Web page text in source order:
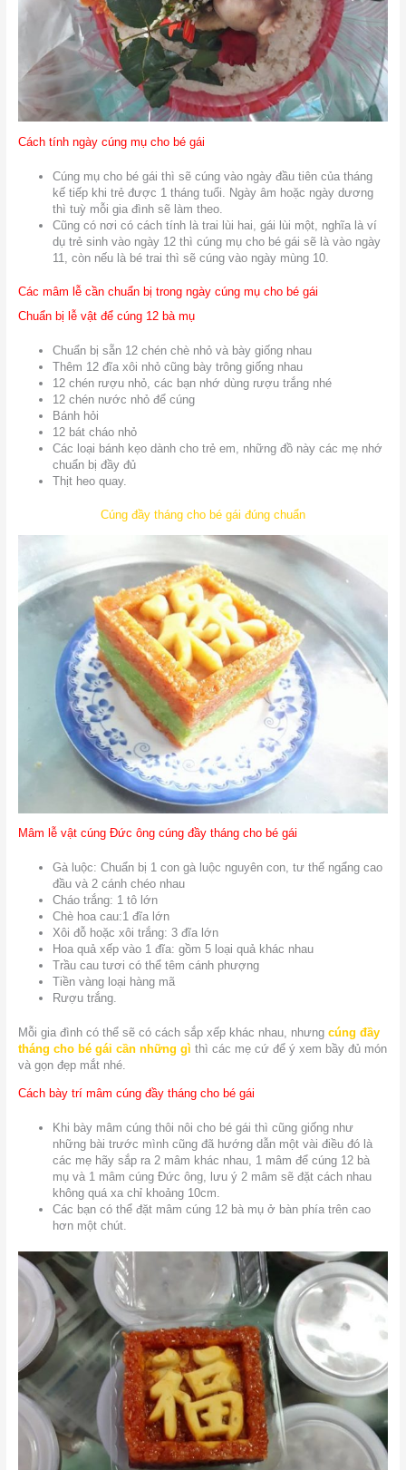
Cách tính ngày cúng mụ cho bé gái
Cúng mụ cho bé gái thì sẽ cúng vào ngày đầu tiên của tháng
kế tiếp khi trẻ được 1 tháng tuổi. Ngày âm hoặc ngày dương
thì tuỳ mỗi gia đình sẽ làm theo.
Cũng có nơi có cách tính là trai lùi hai, gái lùi một, nghĩa là ví
dụ trẻ sinh vào ngày 12 thì cúng mụ cho bé gái sẽ là vào ngày
11, còn nếu là bé trai thì sẽ cúng vào ngày mùng 10.
Các mâm lễ cần chuẩn bị trong ngày cúng mụ cho bé gái
Chuẩn bị lễ vật để cúng 12 bà mụ
Chuẩn bị sẵn 12 chén chè nhỏ và bày giống nhau
Thêm 12 đĩa xôi nhỏ cũng bày trông giống nhau
12 chén rượu nhỏ, các bạn nhớ dùng rượu trắng nhé
12 chén nước nhỏ để cúng
Bánh hỏi
12 bát cháo nhỏ
Các loại bánh kẹo dành cho trẻ em, những đồ này các mẹ nhớ
chuẩn bị đầy đủ
Thịt heo quay.
Cúng đầy tháng cho bé gái đúng chuẩn
Mâm lễ vật cúng Đức ông cúng đầy tháng cho bé gái
Gà luộc: Chuẩn bị 1 con gà luộc nguyên con, tư thế ngẩng cao
đầu và 2 cánh chéo nhau
Cháo trắng: 1 tô lớn
Chè hoa cau:1 đĩa lớn
Xôi đỗ hoặc xôi trắng: 3 đĩa lớn
Hoa quả xếp vào 1 đĩa: gồm 5 loại quả khác nhau
Trầu cau tươi có thể têm cánh phượng
Tiền vàng loại hàng mã
Rượu trắng.
Mỗi gia đình có thể sẽ có cách sắp xếp khác nhau, nhưng cúng đầy
tháng cho bé gái cần những gì thì các mẹ cứ để ý xem bầy đủ món
và gọn đẹp mắt nhé.
Cách bày trí mâm cúng đầy tháng cho bé gái
Khi bày mâm cúng thôi nôi cho bé gái thì cũng giống như
những bài trước mình cũng đã hướng dẫn một vài điều đó là
các mẹ hãy sắp ra 2 mâm khác nhau, 1 mâm để cúng 12 bà
mụ và 1 mâm cúng Đức ông, lưu ý 2 mâm sẽ đặt cách nhau
không quá xa chỉ khoảng 10cm.
Các bạn có thể đặt mâm cúng 12 bà mụ ở bàn phía trên cao
hơn một chút.